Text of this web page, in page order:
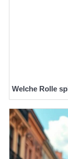
Welche Rolle